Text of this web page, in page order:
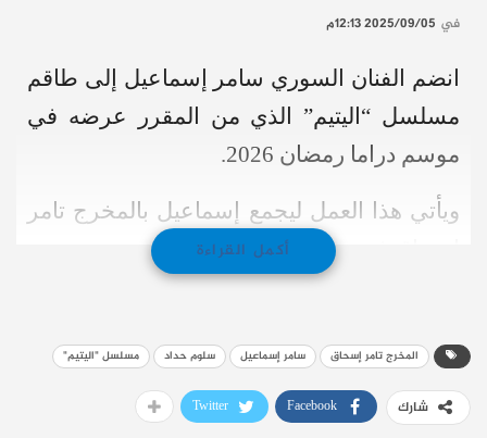
في 2025/09/05 12:13م
انضم الفنان السوري سامر إسماعيل إلى طاقم
مسلسل “اليتيم” الذي من المقرر عرضه في
موسم دراما رمضان 2026.
ويأتي هذا العمل ليجمع إسماعيل بالمخرج تامر
إسحاق في تعاون جديد، حيث سيتم بدء تصويره
قريبًا في دمشق.
تفاصيل العمل وأبرز نجومه
وفقًا لموقع “فوشيا”، سيجسد سامر إسماعيل
أكمل القراءة
المخرج تامر إسحاق سامر إسماعيل سلوم حداد مسلسل "اليتيم"
شارك Facebook
Twitter